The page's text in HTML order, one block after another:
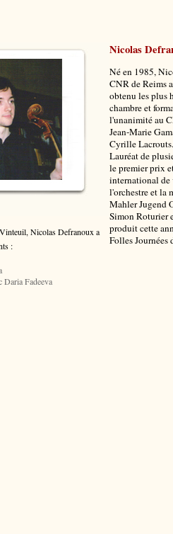
Nicolas
Né en 1985,
CNR de Reims
obtenu les plus
chambre et
l'unanimité au
Jean-Marie
Cyrille Lacrouts.
Lauréat de
le premier prix
international de
l'orchestre et la
Mahler Jugend
Simon Roturier
produit cette
Folles Journées
Nicolas Defranoux a
:
Daria Fadeeva